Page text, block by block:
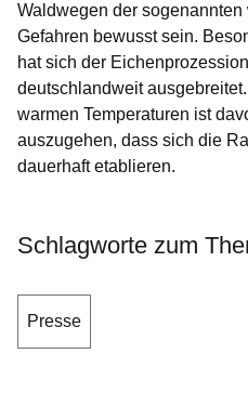
Waldwegen der
Gefahren bewusst sein.
hat sich der
deutschlandweit
warmen Temperaturen ist
auszugehen, dass sich die
dauerhaft etablieren.
Schlagworte zum
Presse